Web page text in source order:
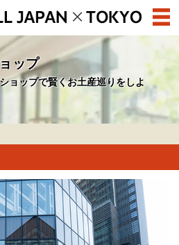
ップ
ョップで賢くお土産巡りをしよ